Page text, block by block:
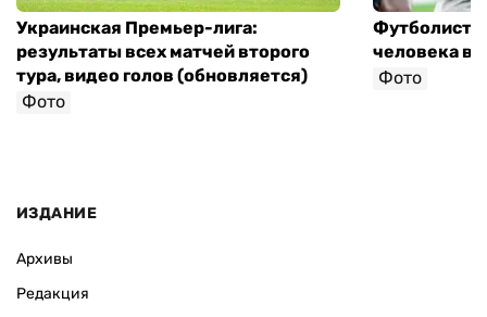
Украинская Премьер-лига:
результаты всех матчей второго
тура, видео голов (обновляется)
Фото
Футболист
человека в
Фото
ИЗДАНИЕ
Архивы
Редакция